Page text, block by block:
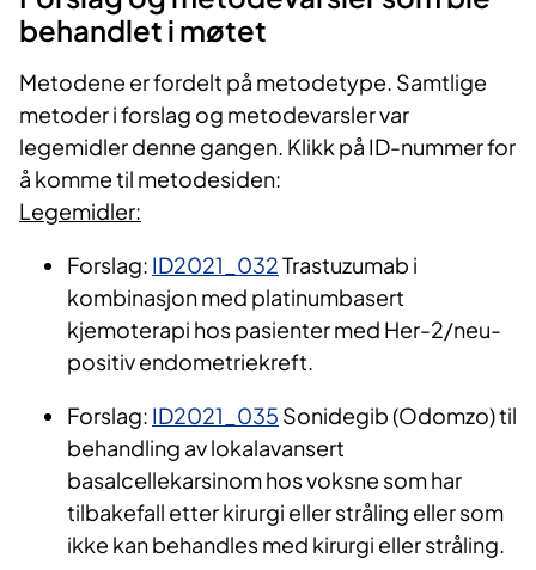
behandlet i møtet
Metodene er fordelt på metodetype. Samtlige
metoder i forslag og metodevarsler var
legemidler denne gangen. Klikk på ID-nummer for
å komme til metodesiden:
Legemidler:
Forslag: ID2021_032Trastuzumab i
kombinasjon med platinumbasert
kjemoterapi hos pasienter med Her-2/neu-
positiv endometriekreft.
Forslag: ID2021_035 Sonidegib (Odomzo) til
behandling av lokalavansert
basalcellekarsinom hos voksne som har
tilbakefall etter kirurgi eller stråling eller som
ikke kan behandles med kirurgi eller stråling.